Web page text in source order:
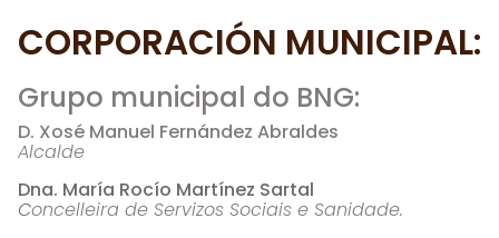
CORPORACIÓN MUNICIPAL:
Grupo municipal do BNG:
D. Xosé Manuel Fernández Abraldes
Alcalde
Dna. María Rocío Martínez Sartal
Concelleira de Servizos Sociais e Sanidade.